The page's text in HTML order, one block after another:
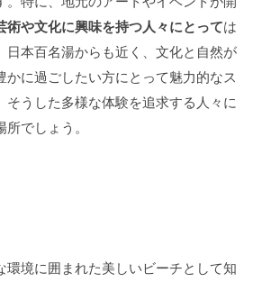
術や文化に興味を持つ人々にとっては
日本百名湯からも近く、文化と自然が
に過ごしたい方にとって魅力的なス
そうした多様な体験を追求する人々に
でしょう。
環境に囲まれた美しいビーチとして知